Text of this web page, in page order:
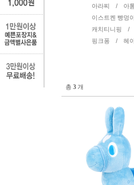
아라찌 / 아
이스트켄 빵
캐치티니핑 /
핑크퐁 / 헤
총 3 개